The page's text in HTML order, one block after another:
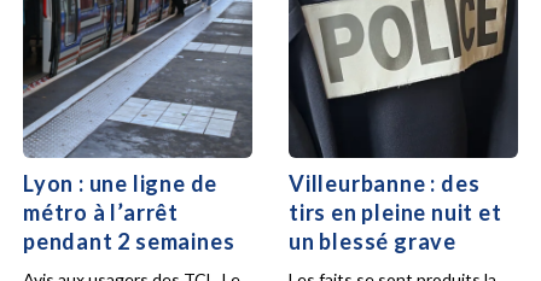
Lyon : une ligne de
métro à l’arrêt
pendant 2 semaines
Villeurbanne : des
tirs en pleine nuit et
un blessé grave